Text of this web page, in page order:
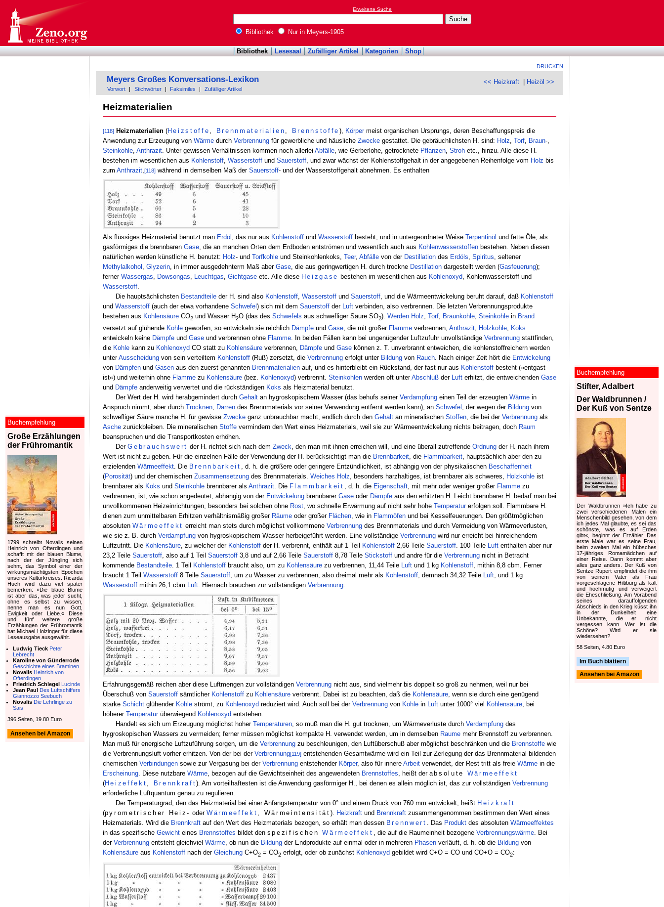
Erweiterte Suche
Bibliothek Nur in Meyers-1905
Bibliothek Lesesaal Zufälliger Artikel Kategorien Shop
DRUCKEN
<< Heizkraft Heizöl >>
Meyers Großes Konversations-Lexikon
Vorwort Stichwörter Faksimiles Zufälliger Artikel
Heizmaterialien
[118] Heizmaterialien(Heizstoffe Brennmaterialien Brennstoffe), Körpermeist organischen Ursprungs, deren Beschaffungspreis die
Anwendung zur Erzeugung von Wärmedurch Verbrennungfür gewerbliche und häusliche Zweckegestattet. Die gebräuchlichsten H. sind: Holz Torf, Braun-,
Steinkohle, Anthrazit. Unter gewissen Verhältnissen kommen noch allerlei Abfälle, wie Gerberlohe, getrocknete Pflanzen, Strohetc., hinzu. Alle diese H.
bestehen im wesentlichen aus Kohlenstoff, Wasserstoffund Sauerstoff, und zwar wächst der Kohlenstoffgehalt in der angegebenen Reihenfolge vom Holz bis
zum Anthrazit, [118]während in demselben Maß der Sauerstoff- und der Wasserstoffgehalt abnehmen. Es enthalten
Als flüssiges Heizmaterial benutzt man Erdöl , das nur aus Kohlenstoffund Wasserstoffbesteht, und in untergeordneter Weise Terpentinöl und fette Öle, als
gasförmiges die brennbaren Gase, die an manchen Orten dem Erdboden entströmen und wesentlich auch aus Kohlenwasserstoffenbestehen. Neben diesen
natürlichen werden künstliche H. benutzt: Holz- und Torfkohleund Steinkohlenkoks, Teer, Abfällevon der Destillationdes Erdöls, Spiritus, seltener
Methylalkohol , Glyzerin, in immer ausgedehnterm Maß aber Gase, die aus geringwertigen H. durch trockne Destillationdargestellt werden (Gasfeuerung);
ferner Wassergas, Dowsongas, Leuchtgas, Gichtgaseetc. Alle diese Heizgase bestehen im wesentlichen aus Kohlenoxyd, Kohlenwasserstoff und
Wasserstoff.
Die hauptsächlichsten Bestandteile der H. sind also Kohlenstoff,Wasserstoff undSauerstoff, und die Wärmeentwickelung beruht darauf, daß Kohlenstoff
und Wasserstoff(auch der etwa vorhandene Schwefel ) sich mit dem Sauerstoffder Luftverbinden, also verbrennen. Die letzten Verbrennungsprodukte
bestehen aus KohlensäureCO2und Wasser H2O (das des Schwefels aus schwefliger Säure SO2). Werden Holz, Torf, Braunkohle, Steinkohlein Brand
versetzt auf glühende Kohlegeworfen, so entwickeln sie reichlich Dämpfeund Gase, die mit großer Flammeverbrennen, Anthrazit, Holzkohle,
Koks
entwickeln keine Dämpfeund Gaseund verbrennen ohne Flamme. In beiden Fällen kann bei ungenügender Luftzufuhr unvollständige Verbrennungstattfinden,
die Kohlekann zu Kohlenoxyd CO statt zu Kohlensäureverbrennen, Dämpfeund Gasekönnen z. T. unverbrannt entweichen, die kohlenstoffreichern werden
unterAusscheidungvon sein verteiltem Kohlenstoff(Ruß) zersetzt, die Verbrennungerfolgt unter Bildungvon Rauch. Nach einiger Zeit hört die Entwickelung
von Dämpfenund Gasenaus den zuerst genannten Brennmaterialienauf, und es hinterbleibt ein Rückstand, der fast nur aus Kohlenstoffbesteht (»entgast
ist«) und weiterhin ohne Flammezu Kohlensäure(bez. Kohlenoxyd) verbrennt. Steinkohlenwerden oft unterAbschlußder Lufterhitzt, die entweichenden Gase
und Dämpfeanderweitig verwertet und die rückständigen Koks als Heizmaterial benutzt.
Der Wert der H. wird herabgemindert durchGehalt an hygroskopischem Wasser (das behufs seinerVerdampfung einen Teil der erzeugtenWärme in
Anspruch nimmt, aber durch Trocknen, Darrendes Brennmaterials vor seiner Verwendung entfernt werden kann), an Schwefel , der wegen der Bildungvon
schwefliger Säure manche H. für gewisse Zweckeganz unbrauchbar macht, endlich durch den Gehaltan mineralischen Stoffen, die bei der Verbrennungals
Aschezurückbleiben. Die mineralischen Stoffevermindern den Wert eines Heizmaterials, weil sie zur Wärmeentwickelung nichts beitragen, doch Raum
beanspruchen und die Transportkosten erhöhen.
DerGebrauchswert der H. richtet sich nach dem Zweck , den man mit ihnen erreichen will, und eine überall zutreffende Ordnungder H. nach ihrem
Wert ist nicht zu geben. Für die einzelnen Fälle der Verwendung der H. berücksichtigt man die Brennbarkeit, die Flammbarkeit, hauptsächlich aber den zu
erzielenden Wärmeeffekt. Die Brennbarkeit , d. h. die größere oder geringere Entzündlichkeit, ist abhängig von der physikalischen Beschaffenheit
(Porosität) und der chemischen Zusammensetzungdes Brennmaterials. Weiches Holz , besonders harzhaltiges, ist brennbarer als schweres, Holzkohleist
brennbarer als Koks und Steinkohlebrennbarer als Anthrazit. Die Flammbarkeit , d. h. die Eigenschaft, mit mehr oder weniger großer Flammezu
verbrennen, ist, wie schon angedeutet, abhängig von der Entwickelungbrennbarer Gaseoder Dämpfeaus den erhitzten H. Leicht brennbarer H. bedarf man bei
unvollkommenen Heizeinrichtungen, besonders bei solchen ohne Rost, wo schnelle Erwärmung auf nicht sehr hohe Temperaturerfolgen soll. Flammbare H.
dienen zum unmittelbaren Erhitzen verhältnismäßig großer Räumeoder großer Flächen, wie in Flammöfenund bei Kesselfeuerungen. Den größtmöglichen
absoluten Wärmeeffekt erreicht man stets durch möglichst vollkommene Verbrennung des Brennmaterials und durch Vermeidung von Wärmeverlusten,
wie sie z. B. durch Verdampfungvon hygroskopischem Wasser herbeigeführt werden. Eine vollständige Verbrennungwird nur erreicht bei hinreichendem
Luftzutritt. Die Kohlensäure, zu welcher der Kohlenstoffder H. verbrennt, enthält auf 1 Teil Kohlenstoff2,66 Teile Sauerstoff. 100 Teile Luftenthalten aber nur
23,2 Teile Sauerstoff, also auf 1 Teil Sauerstoff3,8 und auf 2,66 Teile Sauerstoff8,78 Teile Stickstoffund andre für die Verbrennungnicht in Betracht
kommende Bestandteile. 1 Teil Kohlenstoffbraucht also, um zu Kohlensäurezu verbrennen, 11,44 Teile Luftund 1 kg Kohlenstoff, mithin 8,8 cbm. Ferner
braucht 1 Teil Wasserstoff8 Teile Sauerstoff, um zu Wasser zu verbrennen, also dreimal mehr als Kohlenstoff, demnach 34,32 Teile Luft, und 1 kg
Wasserstoffmithin 26,1 cbm Luft. Hiernach brauchen zur vollständigen Verbrennung:
Erfahrungsgemäß reichen aber diese Luftmengen zur vollständigen Verbrennungnicht aus, sind vielmehr bis doppelt so groß zu nehmen, weil nur bei
Überschuß von Sauerstoffsämtlicher Kohlenstoffzu Kohlensäureverbrennt. Dabei ist zu beachten, daß die Kohlensäure, wenn sie durch eine genügend
starke Schichtglühender Kohleströmt, zu Kohlenoxyd reduziert wird. Auch soll bei der Verbrennungvon Kohlein Luftunter 1000° viel Kohlensäure, bei
höherer Temperaturüberwiegend Kohlenoxyd entstehen.
Handelt es sich um Erzeugung möglichst hoherTemperaturen, so muß man die H. gut trocknen, um Wärmeverluste durchVerdampfung des
hygroskopischen Wassers zu vermeiden; ferner müssen möglichst kompakte H. verwendet werden, um in demselben Raumemehr Brennstoff zu verbrennen.
Man muß für energische Luftzuführung sorgen, um die Verbrennungzu beschleunigen, den Luftüberschuß aber möglichst beschränken und die Brennstoffewie
die Verbrennungsluft vorher erhitzen. Von der bei der Verbrennung[119]entstehenden Gesamtwärme wird ein Teil zur Zerlegung der das Brennmaterial bildenden
chemischen Verbindungensowie zur Vergasung bei der Verbrennungentstehender Körper, also für innere Arbeitverwendet, der Rest tritt als freie Wärmein die
Erscheinung. Diese nutzbare Wärme, bezogen auf die Gewichtseinheit des angewendeten Brennstoffes, heißt der absolute Wärmeeffekt
(Heizeffekt , Brennkraft). Am vorteilhaftesten ist die Anwendung gasförmiger H., bei denen es allein möglich ist, das zur vollständigenVerbrennung
erforderliche Luftquantum genau zu regulieren.
Der Temperaturgrad, den das Heizmaterial bei einer Anfangstemperatur von 0° und einem Druck von 760 mm entwickelt, heißt Heizkraft
(pyrometrischer Heiz- oder Wärmeeffekt , Wärmeintensität ). Heizkraftund Brennkraftzusammengenommen bestimmen den Wert eines
Heizmaterials. Wird die Brennkraftauf den Wert des Heizmaterials bezogen, so erhält man dessen Brennwert . Das Produktdes absoluten Wärmeeffektes
in das spezifische Gewichteines Brennstoffes bildet den spezifischenWärmeeffekt , die auf die Raumeinheit bezogene Verbrennungswärme. Bei
der Verbrennungentsteht gleichviel Wärme, ob nun die Bildungder Endprodukte auf einmal oder in mehreren Phasenverläuft, d. h. ob die Bildungvon
Kohlensäureaus Kohlenstoffnach der GleichungC+O2= CO2erfolgt, oder ob zunächst Kohlenoxyd gebildet wird C+O = CO und CO+O = CO2:
Buchempfehlung
Stifter, Adalbert
Der Waldbrunnen /
Der Kuß von Sentze
Der Waldbrunnen »Ich habe zu
zwei verschiedenen Malen ein
Menschenbild gesehen, von dem
ich jedes Mal glaubte, es sei das
schönste, was es auf Erden
gibt«, beginnt der Erzähler. Das
erste Male war es seine Frau,
beim zweiten Mal ein hübsches
17-jähriges Romamädchen auf
einer Reise. Dann kommt aber
alles ganz anders. Der Kuß von
Sentze Rupert empfindet die ihm
von seinem Vater als Frau
vorgeschlagene Hiltiburg als kalt
und hochmütig und verweigert
die Eheschließung. Am Vorabend
seines darauffolgenden
Abschieds in den Krieg küsst ihn
in der Dunkelheit eine
Unbekannte, die er nicht
vergessen kann. Wer ist die
Schöne? Wird er sie
wiedersehen?
58 Seiten, 4.80 Euro
Im Buch blättern
Ansehen bei Amazon
Buchempfehlung
Große Erzählungen
der Frühromantik
1799 schreibt Novalis seinen
Heinrich von Ofterdingen und
schafft mit der blauen Blume,
nach der der Jüngling sich
sehnt, das Symbol einer der
wirkungsmächtigsten Epochen
unseres Kulturkreises. Ricarda
Huch wird dazu viel später
bemerken: »Die blaue Blume
ist aber das, was jeder sucht,
ohne es selbst zu wissen,
nenne man es nun Gott,
Ewigkeit oder Liebe.« Diese
und fünf weitere große
Erzählungen der Frühromantik
hat Michael Holzinger für diese
Leseausgabe ausgewählt.
Ludwig Tieck Peter
Lebrecht
Karoline von Günderrode
Geschichte eines Braminen
Novalis Heinrich von
Ofterdingen
Friedrich Schlegel Lucinde
Jean Paul Des Luftschiffers
Giannozzo Seebuch
Novalis Die Lehrlinge zu
Sais
396 Seiten, 19.80 Euro
Ansehen bei Amazon